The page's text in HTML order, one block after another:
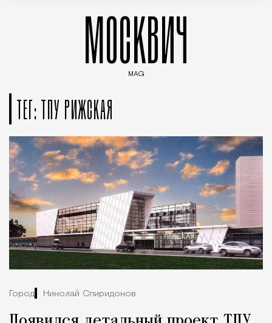
МОСКВИЧ
MAG
ТЕГ: ТПУ РИЖСКАЯ
Город Николай Спиридонов